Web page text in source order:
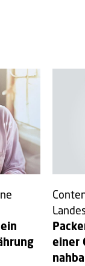
einer